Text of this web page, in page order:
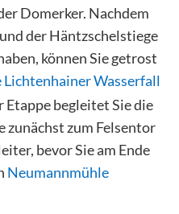
Domerker. Nachdem
der Häntzschelstiege
können Sie getrost
Wasserfall
Etappe begleitet Sie die
zunächst zum Felsentor
bevor Sie am Ende
Neumannmühle